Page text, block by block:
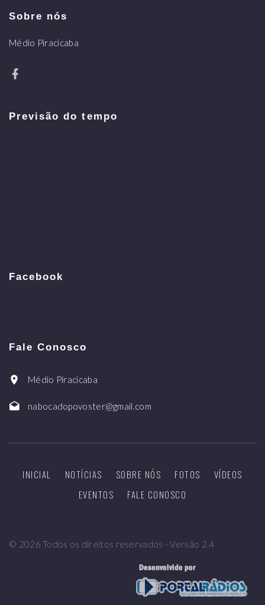
Sobre nós
Médio Piracicaba
Previsão do tempo
Facebook
Fale Conosco
Médio Piracicaba
nabocadopovoster@gmail.com
INICIAL NOTÍCIAS SOBRE NÓS FOTOS
VÍDEOS
EVENTOS
FALE CONOSCO
© 2026 Todos os direitos reservados - Versão 2.4